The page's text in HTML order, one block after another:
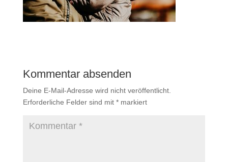
Kommentar absenden
Deine E-Mail-Adresse wird nicht veröffentlicht.
Erforderliche Felder sind mit *markiert